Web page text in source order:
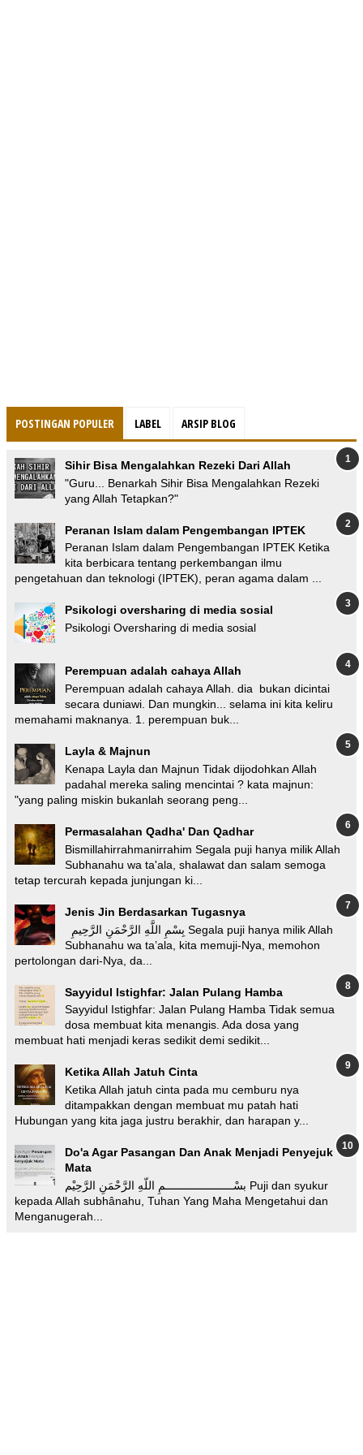
POSTINGAN POPULER LABEL ARSIP BLOG
Sihir Bisa Mengalahkan Rezeki Dari Allah
"Guru... Benarkah Sihir Bisa Mengalahkan Rezeki
yang Allah Tetapkan?"
Peranan Islam dalam Pengembangan IPTEK
Peranan Islam dalam Pengembangan IPTEK Ketika
kita berbicara tentang perkembangan ilmu
pengetahuan dan teknologi (IPTEK), peran agama dalam ...
Psikologi oversharing di media sosial
Psikologi Oversharing di media sosial
Perempuan adalah cahaya Allah
Perempuan adalah cahaya Allah. dia bukan dicintai
secara duniawi. Dan mungkin... selama ini kita keliru
memahami maknanya. 1. perempuan buk...
Layla & Majnun
Kenapa Layla dan Majnun Tidak dijodohkan Allah
padahal mereka saling mencintai ? kata majnun:
"yang paling miskin bukanlah seorang peng...
Permasalahan Qadha' Dan Qadhar
Bismillahirrahmanirrahim Segala puji hanya milik Allah
Subhanahu wa ta'ala, shalawat dan salam semoga
tetap tercurah kepada junjungan ki...
Jenis Jin Berdasarkan Tugasnya
Subhanahu wa ta’ala, kita memuji-Nya, memohon
pertolongan dari-Nya, da...
Sayyidul Istighfar: Jalan Pulang Hamba
Sayyidul Istighfar: Jalan Pulang Hamba Tidak semua
dosa membuat kita menangis. Ada dosa yang
membuat hati menjadi keras sedikit demi sedikit...
Ketika Allah Jatuh Cinta
Ketika Allah jatuh cinta pada mu cemburu nya
ditampakkan dengan membuat mu patah hati
Hubungan yang kita jaga justru berakhir, dan harapan y...
Do'a Agar Pasangan Dan Anak Menjadi Penyejuk
Mata
بسْـــــــــــــــــــــمِ اللّهِ الرَّحْمَنِ الرَّحِيْم Puji dan syukur
kepada Allah subhânahu, Tuhan Yang Maha Mengetahui dan
Menganugerah...